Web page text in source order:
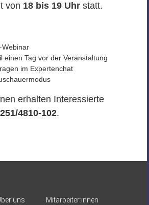
von 18 bis 19 Uhrstatt.
Webinar
einen Tag vor der Veranstaltung
im Expertenchat
erhalten Interessierte
4810-102.
uns Mitarbeiter:innen